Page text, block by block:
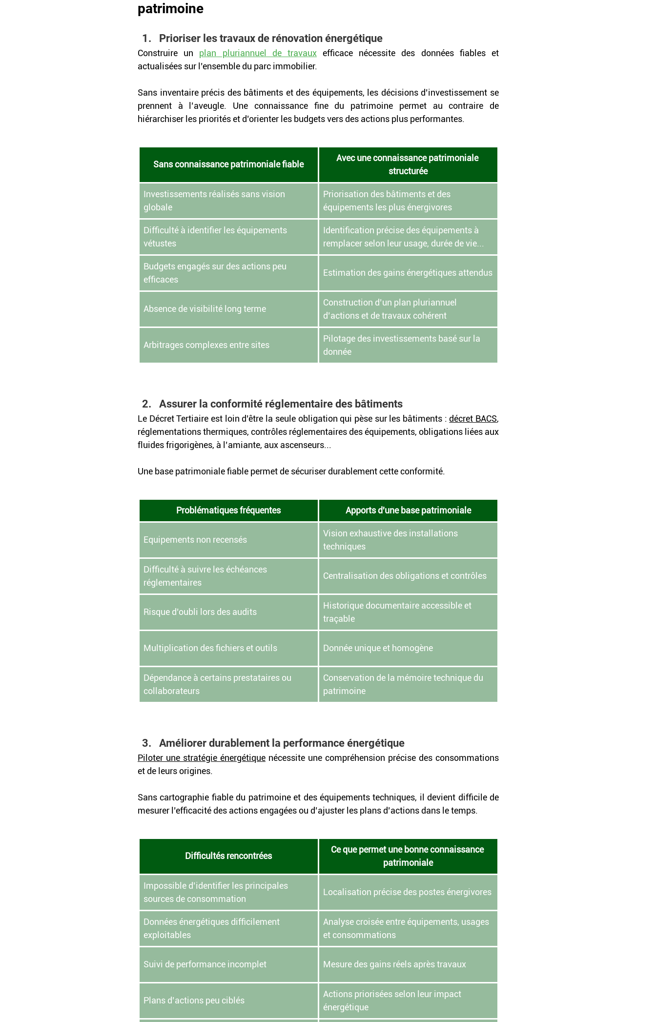
patrimoine
Prioriser les travaux de rénovation énergétique
Construire un plan pluriannuel de travaux efficace nécessite des données fiables et
actualisées sur l’ensemble du parc immobilier.
Sans inventaire précis des bâtiments et des équipements, les décisions d’investissement se
prennent à l’aveugle. Une connaissance fine du patrimoine permet au contraire de
hiérarchiser les priorités et d’orienter les budgets vers des actions plus performantes.
Sans connaissance patrimoniale fiable
Avec une connaissance patrimoniale
structurée
Investissements réalisés sans vision
globale
Priorisation des bâtiments et des
équipements les plus énergivores
Difficulté à identifier les équipements
vétustes
Identification précise des équipements à
remplacer selon leur usage, durée de vie...
Budgets engagés sur des actions peu
efficaces
Estimation des gains énergétiques attendus
Absence de visibilité long terme
Construction d’un plan pluriannuel
d’actions et de travaux cohérent
Arbitrages complexes entre sites
Pilotage des investissements basé sur la
donnée
Assurer la conformité réglementaire des bâtiments
Le Décret Tertiaire est loin d’être la seule obligation qui pèse sur les bâtiments : décret BACS,
réglementations thermiques, contrôles réglementaires des équipements, obligations liées aux
fluides frigorigènes, à l’amiante, aux ascenseurs...
Une base patrimoniale fiable permet de sécuriser durablement cette conformité.
Problématiques fréquentes Apports d'une base patrimoniale
Equipements non recensés
Vision exhaustive des installations
techniques
Difficulté à suivre les échéances
réglementaires
Centralisation des obligations et contrôles
Risque d’oubli lors des audits
Historique documentaire accessible et
traçable
Multiplication des fichiers et outils Donnée unique et homogène
Dépendance à certains prestataires ou
collaborateurs
Conservation de la mémoire technique du
patrimoine
Améliorer durablement la performance énergétique
Piloter une stratégie énergétique nécessite une compréhension précise des consommations
et de leurs origines.
Sans cartographie fiable du patrimoine et des équipements techniques, il devient difficile de
mesurer l’efficacité des actions engagées ou d’ajuster les plans d’actions dans le temps.
Difficultés rencontrées
Ce que permet une bonne connaissance
patrimoniale
Impossible d’identifier les principales
sources de consommation
Localisation précise des postes énergivores
Données énergétiques difficilement
exploitables
Analyse croisée entre équipements, usages
et consommations
Suivi de performance incomplet Mesure des gains réels après travaux
Plans d’actions peu ciblés
Actions priorisées selon leur impact
énergétique